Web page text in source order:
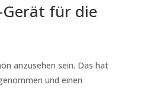
Gerät für die
anzusehen sein. Das hat
und einen